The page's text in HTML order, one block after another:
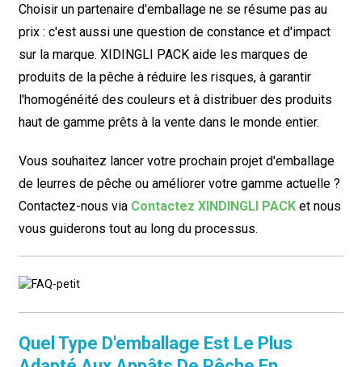
Choisir un partenaire d'emballage ne se résume pas au
prix : c'est aussi une question de constance et d'impact
sur la marque. XIDINGLI PACK aide les marques de
produits de la pêche à réduire les risques, à garantir
l'homogénéité des couleurs et à distribuer des produits
haut de gamme prêts à la vente dans le monde entier.
Vous souhaitez lancer votre prochain projet d'emballage
de leurres de pêche ou améliorer votre gamme actuelle ?
Contactez-nous via Contactez XINDINGLI PACKet nous
vous guiderons tout au long du processus.
Quel Type D'emballage Est Le Plus